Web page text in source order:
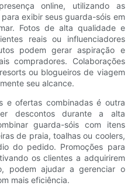
online, utilizando as
exibir seus guarda-sóis em
Fotos de alta qualidade e
reais ou influenciadores
podem gerar aspiração e
compradores. Colaborações
ou blogueiros de viagem
seu alcance.
e ofertas combinadas é outra
descontos durante a alta
guarda-sóis com itens
de praia, toalhas ou coolers,
do pedido. Promoções para
os clientes a adquirirem
podem ajudar a gerenciar o
mais eficiência.